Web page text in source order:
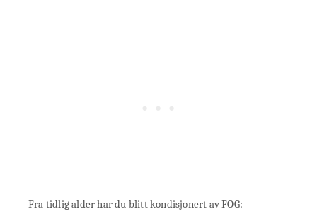
Fra tidlig alder har du blitt kondisjonert av FOG: